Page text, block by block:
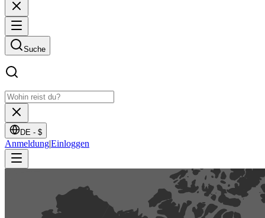
Suche
DE - $
Anmeldung|Einloggen